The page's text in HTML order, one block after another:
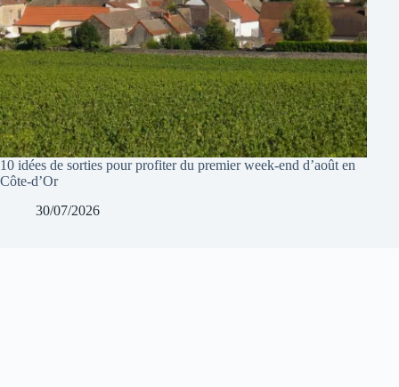
10 idées de sorties pour profiter du premier week-end d’août en
Côte-d’Or
30/07/2026